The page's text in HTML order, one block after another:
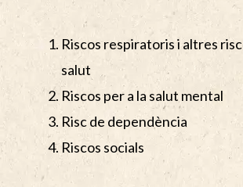
Riscos respiratoris i altres
salut
Riscos per a la salut mental
Risc de dependència
Riscos socials